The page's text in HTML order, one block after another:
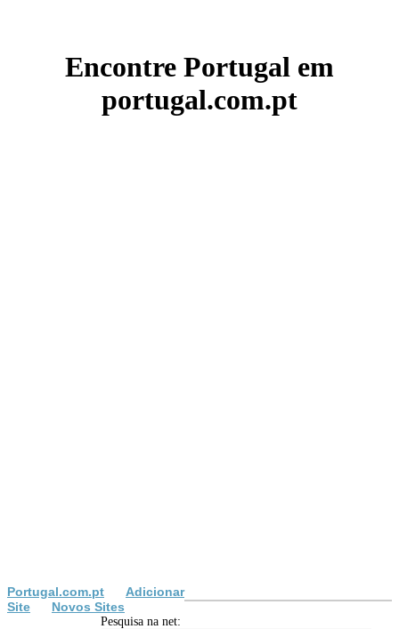
Encontre Portugal em
portugal.com.pt
Portugal.com.pt
Adicionar
Site
Novos Sites
Pesquisa na net: